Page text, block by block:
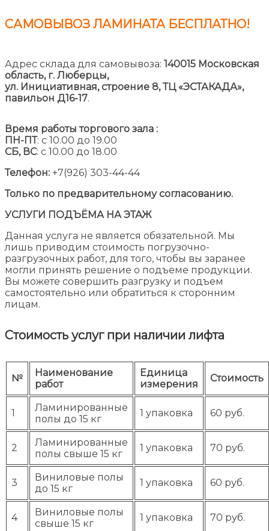
САМОВЫВОЗ ЛАМИНАТА БЕСПЛАТНО!
Адрес склада для самовывоза: 140015 Московская
область, г. Люберцы,
ул. Инициативная, строение 8, ТЦ «ЭСТАКАДА»,
павильон Д16-17.
Время работы торгового зала :
ПН-ПТ: с 10.00 до 19.00
СБ, ВС: с 10.00 до 18.00
Телефон: +7(926) 303-44-44
Только по предварительному согласованию.
УСЛУГИ ПОДЪЁМА НА ЭТАЖ
Данная услуга не является обязательной. Мы
лишь приводим стоимость погрузочно-
разгрузочных работ, для того, чтобы вы заранее
могли принять решение о подъеме продукции.
Вы можете совершить разгрузку и подъем
самостоятельно или обратиться к сторонним
лицам.
Стоимость услуг при наличии лифта
№
Наименование
работ
Единица
измерения
Стоимость
1
Ламинированные
полы до 15 кг
1 упаковка 60 руб.
2
Ламинированные
полы свыше 15 кг
1 упаковка 70 руб.
3
Виниловые полы
до 15 кг
1 упаковка 60 руб.
4
Виниловые полы
свыше 15 кг
1 упаковка 70 руб.